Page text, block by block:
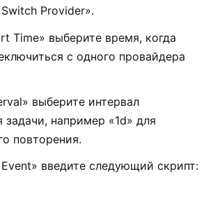
Provider».
Time» выберите время, когда
с одного провайдера
выберите интервал
задачи, например «1d» для
повторения.
введите следующий скрипт: